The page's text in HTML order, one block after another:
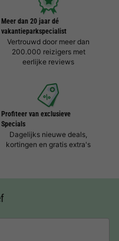
Meer dan 20 jaar dé
vakantieparkspecialist
Vertrouwd door meer dan
200.000 reizigers met
eerlijke reviews
Profiteer van exclusieve
Specials
Dagelijks nieuwe deals,
kortingen en gratis extra's